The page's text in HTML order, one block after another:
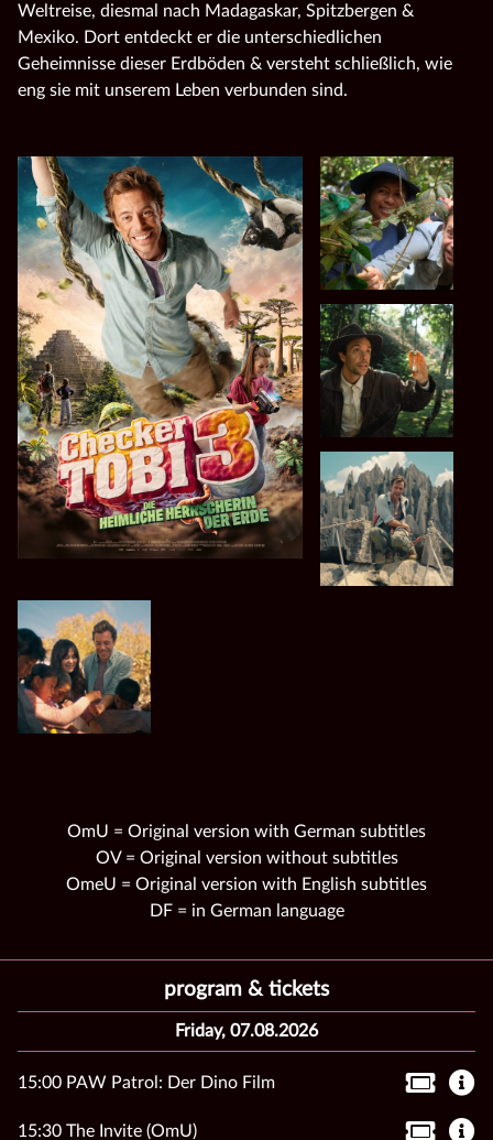
Weltreise, diesmal nach Madagaskar, Spitzbergen &
Mexiko. Dort entdeckt er die unterschiedlichen
Geheimnisse dieser Erdböden & versteht schließlich, wie
eng sie mit unserem Leben verbunden sind.
OmU = Original version with German subtitles
OV = Original version without subtitles
OmeU = Original version with English subtitles
DF = in German language
program & tickets
Friday, 07.08.2026
15:00 PAW Patrol: Der Dino Film
15:30 The Invite (OmU)